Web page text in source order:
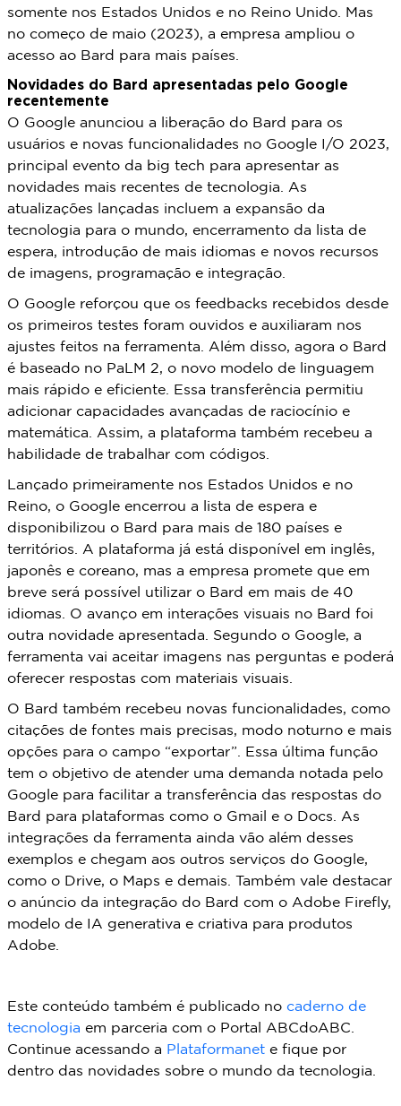
somente nos Estados Unidos e no Reino Unido. Mas
no começo de maio (2023), a empresa ampliou o
acesso ao Bard para mais países.
Novidades do Bard apresentadas pelo Google
recentemente
O Google anunciou a liberação do Bard para os
usuários e novas funcionalidades no Google I/O 2023,
principal evento da big tech para apresentar as
novidades mais recentes de tecnologia. As
atualizações lançadas incluem a expansão da
tecnologia para o mundo, encerramento da lista de
espera, introdução de mais idiomas e novos recursos
de imagens, programação e integração.
O Google reforçou que os feedbacks recebidos desde
os primeiros testes foram ouvidos e auxiliaram nos
ajustes feitos na ferramenta. Além disso, agora o Bard
é baseado no PaLM 2, o novo modelo de linguagem
mais rápido e eficiente. Essa transferência permitiu
adicionar capacidades avançadas de raciocínio e
matemática. Assim, a plataforma também recebeu a
habilidade de trabalhar com códigos.
Lançado primeiramente nos Estados Unidos e no
Reino, o Google encerrou a lista de espera e
disponibilizou o Bard para mais de 180 países e
territórios. A plataforma já está disponível em inglês,
japonês e coreano, mas a empresa promete que em
breve será possível utilizar o Bard em mais de 40
idiomas. O avanço em interações visuais no Bard foi
outra novidade apresentada. Segundo o Google, a
ferramenta vai aceitar imagens nas perguntas e poderá
oferecer respostas com materiais visuais.
O Bard também recebeu novas funcionalidades, como
citações de fontes mais precisas, modo noturno e mais
opções para o campo “exportar”. Essa última função
tem o objetivo de atender uma demanda notada pelo
Google para facilitar a transferência das respostas do
Bard para plataformas como o Gmail e o Docs. As
integrações da ferramenta ainda vão além desses
exemplos e chegam aos outros serviços do Google,
como o Drive, o Maps e demais. Também vale destacar
o anúncio da integração do Bard com o Adobe Firefly,
modelo de IA generativa e criativa para produtos
Adobe.
Este conteúdo também é publicado no caderno de
tecnologia em parceria com o Portal ABCdoABC.
Continue acessando a Plataformanete fique por
dentro das novidades sobre o mundo da tecnologia.